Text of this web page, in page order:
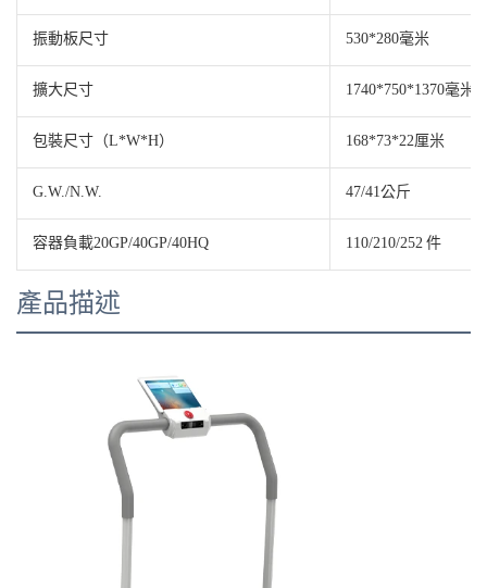
振動板尺寸 530*280毫米
擴大尺寸 1740*750*1370毫米
包裝尺寸（L*W*H） 168*73*22厘米
G.W./N.W. 47/41公斤
容器負載20GP/40GP/40HQ 110/210/252 件
產品描述